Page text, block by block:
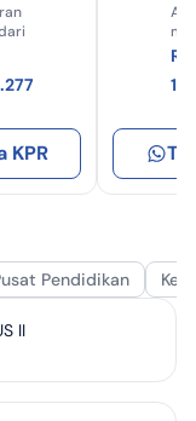
KPR
Rp
Pendidikan
II